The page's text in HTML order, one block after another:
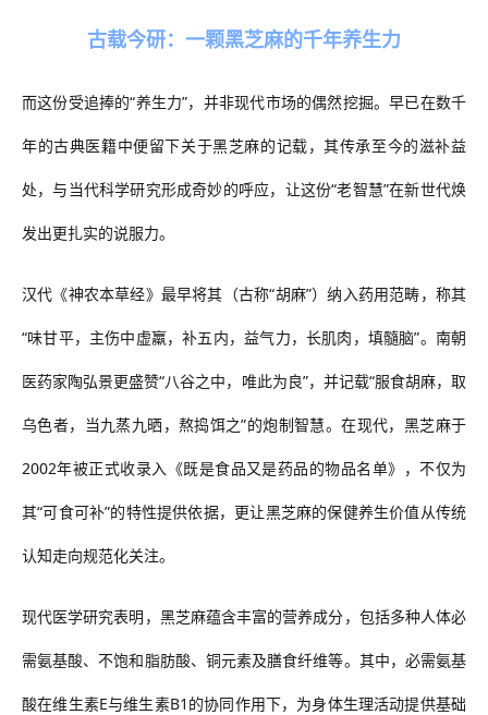
古载今研：一颗黑芝麻的千年养生力
而这份受追捧的“养生力”，并非现代市场的偶然挖掘。早已在数千
年的古典医籍中便留下关于黑芝麻的记载，其传承至今的滋补益
处，与当代科学研究形成奇妙的呼应，让这份“老智慧”在新世代焕
发出更扎实的说服力。
汉代《神农本草经》最早将其（古称“胡麻”）纳入药用范畴，称其
“味甘平，主伤中虚羸，补五内，益气力，长肌肉，填髓脑”。南朝
医药家陶弘景更盛赞“八谷之中，唯此为良”，并记载“服食胡麻，取
乌色者，当九蒸九晒，熬捣饵之”的炮制智慧。在现代，黑芝麻于
2002年被正式收录入《既是食品又是药品的物品名单》，不仅为
其“可食可补”的特性提供依据，更让黑芝麻的保健养生价值从传统
认知走向规范化关注。
现代医学研究表明，黑芝麻蕴含丰富的营养成分，包括多种人体必
需氨基酸、不饱和脂肪酸、铜元素及膳食纤维等。其中，必需氨基
酸在维生素E与维生素B1的协同作用下，为身体生理活动提供基础